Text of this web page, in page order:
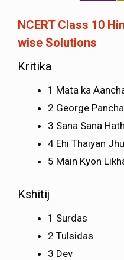
NCERT Class 10
wise Solutions
Kritika
1 Mata ka
2 George
3 Sana Sana
4 Ehi Thaiyan
5 Main Kyon
Kshitij
1 Surdas
2 Tulsidas
3 Dev